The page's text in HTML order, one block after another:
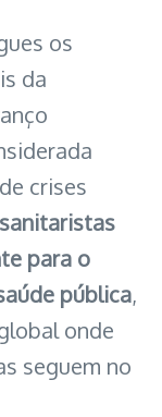
os
da
crises
para o
pública,
onde
seguem no